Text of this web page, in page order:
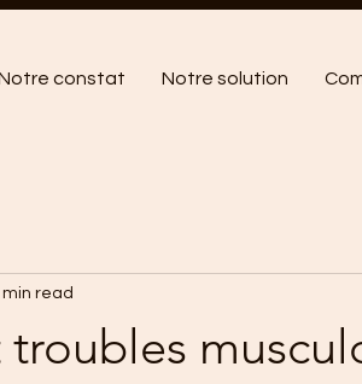
constat Notre solution
min read